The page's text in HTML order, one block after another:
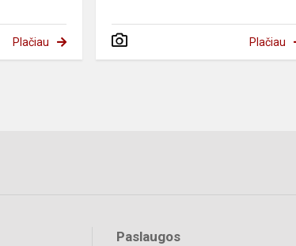
Plačiau Plačiau
Paslaugos